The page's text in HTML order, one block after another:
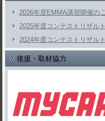
2026年度EMMA講習開催の
2025年度コンテストリザル
2024年度コンテストリザル
後援・取材協力